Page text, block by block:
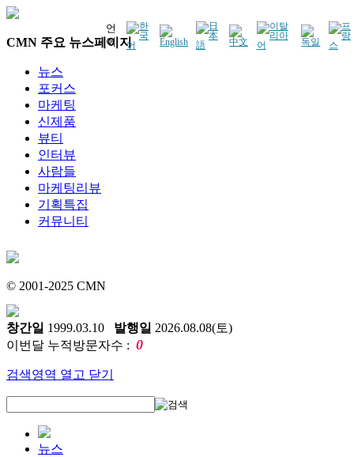
언
어
CMN 주요 뉴스페이지
뉴스
포커스
마케팅
신제품
뷰티
인터뷰
사람들
마케팅리뷰
기획특집
커뮤니티
© 2001-2025 CMN
창간일 1999.03.10 발행일 2026.08.08(토)
이번달 누적방문자수 : 0
검색영역 열고 닫기
뉴스